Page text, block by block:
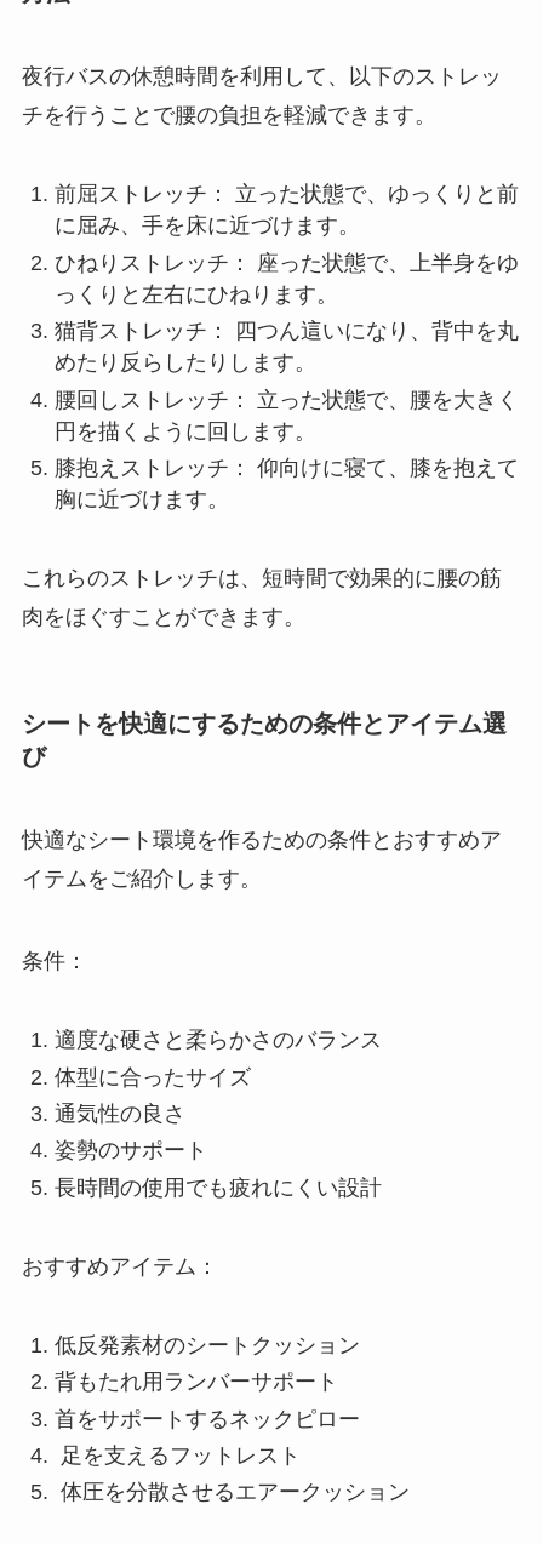
夜行バスの休憩時間を利用して、以下のストレッ
チを行うことで腰の負担を軽減できます。
前屈ストレッチ： 立った状態で、ゆっくりと前
に屈み、手を床に近づけます。
ひねりストレッチ： 座った状態で、上半身をゆ
っくりと左右にひねります。
猫背ストレッチ： 四つん這いになり、背中を丸
めたり反らしたりします。
腰回しストレッチ： 立った状態で、腰を大きく
円を描くように回します。
膝抱えストレッチ： 仰向けに寝て、膝を抱えて
胸に近づけます。
これらのストレッチは、短時間で効果的に腰の筋
肉をほぐすことができます。
シートを快適にするための条件とアイテム選
び
快適なシート環境を作るための条件とおすすめア
イテムをご紹介します。
条件：
適度な硬さと柔らかさのバランス
体型に合ったサイズ
通気性の良さ
姿勢のサポート
長時間の使用でも疲れにくい設計
おすすめアイテム：
低反発素材のシートクッション
背もたれ用ランバーサポート
首をサポートするネックピロー
足を支えるフットレスト
体圧を分散させるエアークッション